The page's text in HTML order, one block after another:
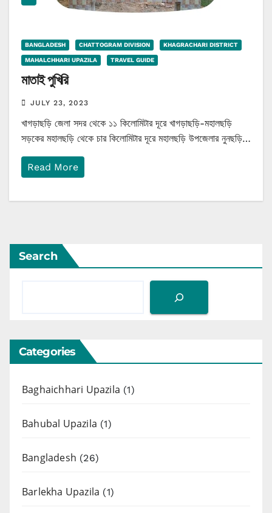
BANGLADESH CHATTOGRAM DIVISION KHAGRACHARI DISTRICT
MAHALCHHARI UPAZILA TRAVEL GUIDE
মাতাই পুখিরি
JULY 23, 2023
খাগড়াছড়ি জেলা সদর থেকে ১১ কিলোমিটার দূরে খাগড়াছড়ি-মহালছড়ি
সড়কের মহালছড়ি থেকে চার কিলোমিটার দূরে মহালছড়ি উপজেলার নুনছড়ি…
Read More
Search
Categories
Baghaichhari Upazila (1)
Bahubal Upazila (1)
Bangladesh (26)
Barlekha Upazila (1)